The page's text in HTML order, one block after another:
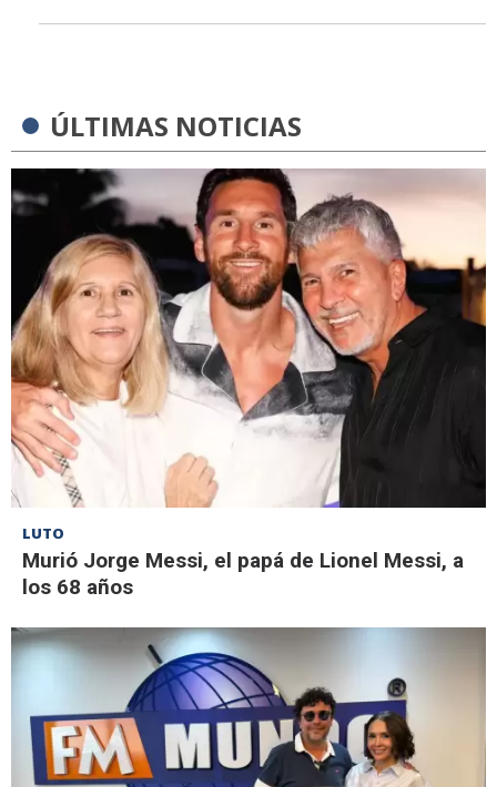
ÚLTIMAS NOTICIAS
LUTO
Murió Jorge Messi, el papá de Lionel Messi, a
los 68 años